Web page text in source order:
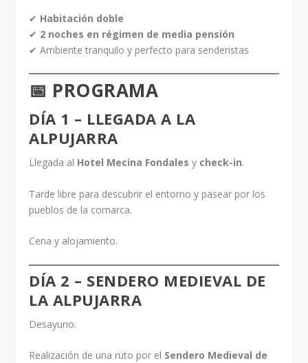
✔ Habitación doble
✔ 2 noches en régimen de media pensión
✔ Ambiente tranquilo y perfecto para senderistas
📅 PROGRAMA
DÍA 1 – LLEGADA A LA
ALPUJARRA
Llegada al Hotel Mecina Fondales y check-in.
Tarde libre para descubrir el entorno y pasear por los
pueblos de la comarca.
Cena y alojamiento.
DÍA 2 – SENDERO MEDIEVAL DE
LA ALPUJARRA
Desayuno.
Realización de una ruto por el Sendero Medieval de